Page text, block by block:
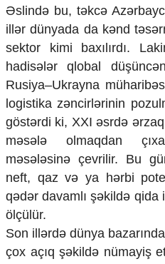
İqtisadiyyat
İqtisadi xəbərlər
Energetika
Neft-qaz
Əmək və sosial siyasət
Kənd təsərrüfatı
Hərbi sənaye
Telekommunikasiya və
COP29
Cəmiyyət
Crossmedia.az - 1 yaş
Siyasət
Məhkəmə və hüquq
Ekologiya
Əslində bu, təkcə
illər dünyada da kənd
sektor kimi baxılırdı.
hadisələr qlobal
Rusiya–Ukrayna
logistika zəncirlərinin
göstərdi ki, XXI əsrdə
məsələ olmaqdan
məsələsinə çevrilir. Bu
neft, qaz və ya hərbi
qədər davamlı şəkildə
ölçülür.
Son illərdə dünya
çox açıq şəkildə nümayiş